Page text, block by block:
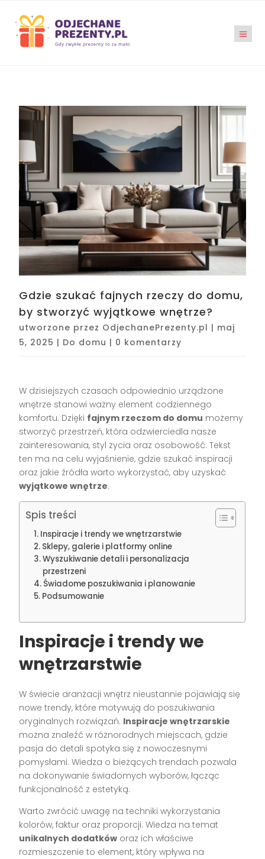
Gdzie szukać fajnych rzeczy do domu,
by stworzyć wyjątkowe wnętrze?
utworzone przez OdjechanePrezenty.pl | maj
5, 2025 | Do domu | 0 komentarzy
W dzisiejszych czasach odpowiednio urządzone
wnętrze stanowi ważny element codziennego
komfortu. Dzięki fajnym rzeczom do domu możemy
stworzyć przestrzeń, która odzwierciedla nasze
zainteresowania, styl życia oraz osobowość. Tekst
ten ma na celu wyjaśnienie, gdzie szukać inspiracji
oraz jakie źródła warto wykorzystać, aby uzyskać
wyjątkowe wnętrze.
Spis treści
Inspiracje i trendy we wnętrzarstwie
Sklepy, galerie i platformy online
Wyszukiwanie detali i personalizacja
przestrzeni
Świadome poszukiwania i planowanie
Podsumowanie
Inspiracje i trendy we
wnętrzarstwie
W świecie aranżacji wnętrz nieustannie pojawiają się
nowe trendy, które motywują do poszukiwania
oryginalnych rozwiązań. Inspiracje wnętrzarskie
można znaleźć w różnorodnych miejscach, gdzie
pasja do detali spotyka się z nowoczesnymi
pomysłami. Wiedza o bieżących trendach pozwala
na dokonywanie świadomych wyborów, łącząc
funkcjonalność z estetyką.
Warto zwrócić uwagę na techniki wykorzystania
kolorów, faktur oraz proporcji. Wiedza na temat
unikalnych dodatków oraz ich właściwe
rozmieszczenie to element, który wpływa na